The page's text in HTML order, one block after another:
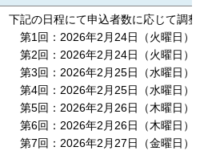
下記の日程にて申込者数に応じて調
第1回：2026年2月24日（火曜日）
第2回：2026年2月24日（火曜日）
第3回：2026年2月25日（水曜日）
第4回：2026年2月25日（水曜日）
第5回：2026年2月26日（木曜日）
第6回：2026年2月26日（木曜日）
第7回：2026年2月27日（金曜日）